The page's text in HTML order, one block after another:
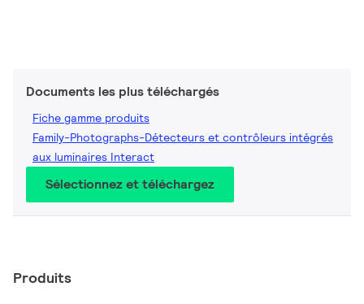
Documents les plus téléchargés
Fiche gamme produits
Family-Photographs-Détecteurs et contrôleurs intégrés
aux luminaires Interact
Sélectionnez et téléchargez
Produits